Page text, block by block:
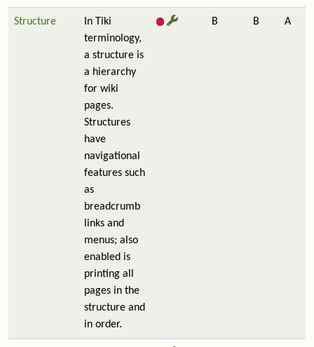
Structure
In Tiki
terminology,
a structure is
a hierarchy
for wiki
pages.
Structures
have
navigational
features such
as
breadcrumb
links and
menus; also
enabled is
printing all
pages in the
structure and
in order.
B B A